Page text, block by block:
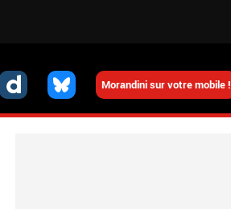
Morandini sur votre mobile !